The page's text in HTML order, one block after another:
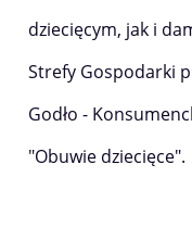
dziecięcym, jak i
Strefy Gospodarki
Godło -
"Obuwie dziecięce".